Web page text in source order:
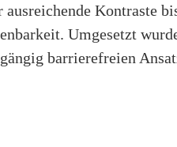
ausreichende Kontraste
Umgesetzt
barrierefreien